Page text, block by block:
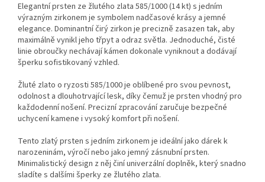
Elegantní prsten ze žlutého zlata 585/1000 (14 kt) s jedním
výrazným zirkonem je symbolem nadčasové krásy a jemné
elegance. Dominantní čirý zirkon je precizně zasazen tak, aby
maximálně vynikl jeho třpyt a odraz světla. Jednoduché, čisté
linie obroučky nechávají kámen dokonale vyniknout a dodávají
šperku sofistikovaný vzhled.
Žluté zlato o ryzosti 585/1000 je oblíbené pro svou pevnost,
odolnost a dlouhotrvající lesk, díky čemuž je prsten vhodný pro
každodenní nošení. Precizní zpracování zaručuje bezpečné
uchycení kamene i vysoký komfort při nošení.
Tento zlatý prsten s jedním zirkonem je ideální jako dárek k
narozeninám, výročí nebo jako jemný zásnubní prsten.
Minimalistický design z něj činí univerzální doplněk, který snadno
sladíte s dalšími šperky ze žlutého zlata.